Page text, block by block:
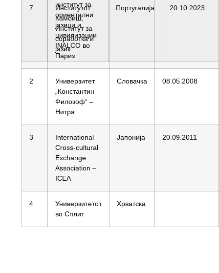
7
Институтот
Камоиш,
Институт за
соработка и
јазик
Португалија 20.10.2023
институт за
ориентални
јазици и
цивилизации
INALCO во
Париз
2
Универзитет
„Константин
Филозоф“ –
Нитра
Словачка 08.05.2008
3
International
Cross-cultural
Exchange
Association –
ICEA
Јапонија 20.09.2011
4
Универзитетот
во Сплит
Хрватска